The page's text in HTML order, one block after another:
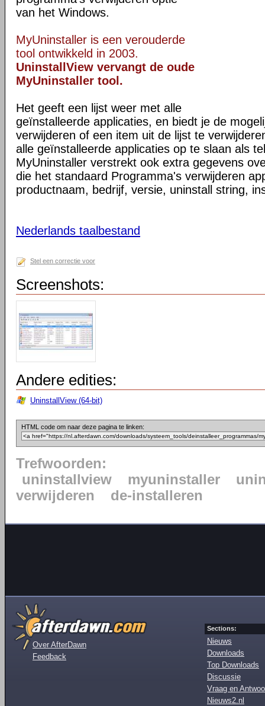
van het Windows.
MyUninstaller is een verouderde
tool ontwikkeld in 2003.
UninstallView vervangt de oude
MyUninstaller tool.
Het geeft een lijst weer met alle
geïnstalleerde applicaties, en biedt je de
verwijderen of een item uit de lijst te
alle geïnstalleerde applicaties op te slaan als
MyUninstaller verstrekt ook extra gegevens
die het standaard Programma's verwijderen
productnaam, bedrijf, versie, uninstall string,
Nederlands taalbestand
Stel een correctie voor
Screenshots:
Andere edities:
UninstallView (64-bit)
HTML code om naar deze pagina te linken:
Trefwoorden:
uninstallview
myuninstaller
verwijderen
de-installeren
Over AfterDawn
Feedback
Sections:
Nieuws
Downloads
Top Downloads
Discussie
Vraag en
Nieuws2.nl